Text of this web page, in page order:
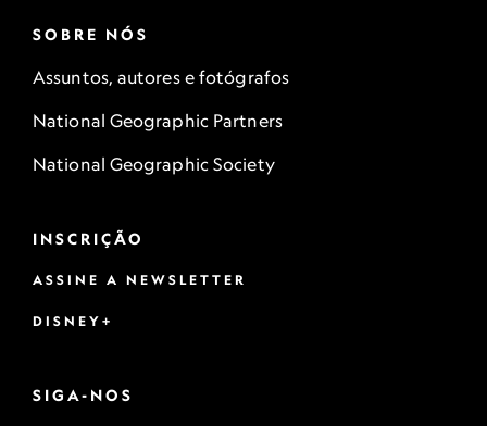
SOBRE NÓS
Assuntos, autores e fotógrafos
National Geographic Partners
National Geographic Society
INSCRIÇÃO
ASSINE A NEWSLETTER
DISNEY+
SIGA-NOS